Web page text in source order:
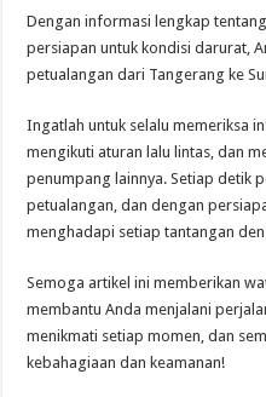
Dengan informasi lengkap
persiapan untuk kondisi darurat,
petualangan dari Tangerang ke
Ingatlah untuk selalu memeriksa
mengikuti aturan lalu lintas, dan
penumpang lainnya. Setiap detik
petualangan, dan dengan
menghadapi setiap tantangan
Semoga artikel ini memberikan
membantu Anda menjalani
menikmati setiap momen, dan
kebahagiaan dan keamanan!